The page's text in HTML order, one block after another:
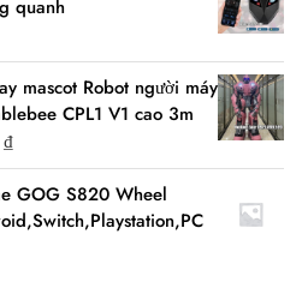
3.099.000 ₫.
quanh
price
is:
1.990.000 ₫.
mascot Robot người máy
CPL1 V1 cao 3m
₫
price
is:
17.990.000 ₫.
GOG S820 Wheel